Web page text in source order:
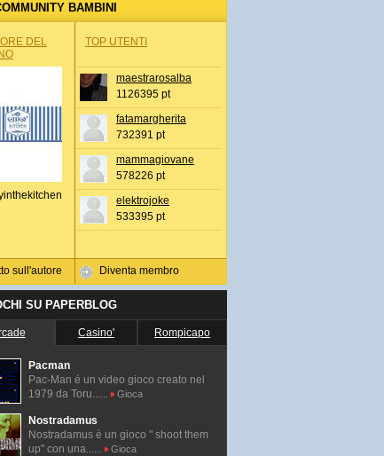
BAMBINI
DEL
sull'autore
TOP UTENTI
maestrarosalba
1126395 pt
fatamargherita
732391 pt
mammagiovane
578226 pt
elektrojoke
533395 pt
Diventa membro
SU PAPERBLOG
Casino' Rompicapo
Pacman
Pac-Man é un video gioco creato nel
1979 da Toru......
Gioca
Nostradamus
Nostradamus è un gioco " shoot them
up" con una......
Gioca